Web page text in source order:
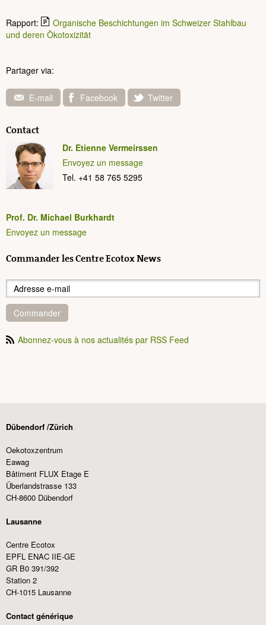
Rapport:
Organische Beschichtungen im Schweizer Stahlbau
und deren Ökotoxizität
Partager via:
E-mail Facebook Twitter
Contact
Dr. Etienne Vermeirssen
Envoyez un message
Tel. +41 58 765 5295
Prof. Dr. Michael Burkhardt
Envoyez un message
Commander les Centre Ecotox News
Commander
Abonnez-vous à nos actualités par RSS Feed
Dübendorf /Zürich
Oekotoxzentrum
Eawag
Bâtiment FLUX Etage E
Überlandstrasse 133
CH-8600 Dübendorf
Lausanne
Centre Ecotox
EPFL ENAC IIE-GE
GR B0 391/392
Station 2
CH-1015 Lausanne
Contact générique